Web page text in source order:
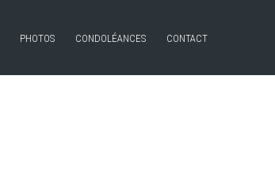
PHOTOS CONDOLÉANCES CONTACT